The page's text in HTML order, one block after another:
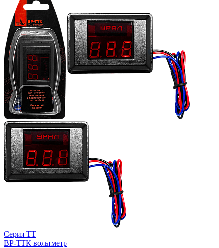
Серия ТТ
ВР-ТТК вольтметр